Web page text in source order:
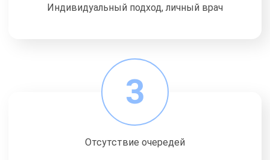
Индивидуальный подход, личный врач
3
Отсутствие очередей